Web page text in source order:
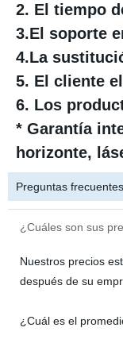
2. El tiempo
3.El soporte
4.La
5. El cliente
6. Los
* Garantía
horizonte,
Preguntas frecuentes
¿Cuáles son sus
Nuestros precios
después de su
¿Cuál es el